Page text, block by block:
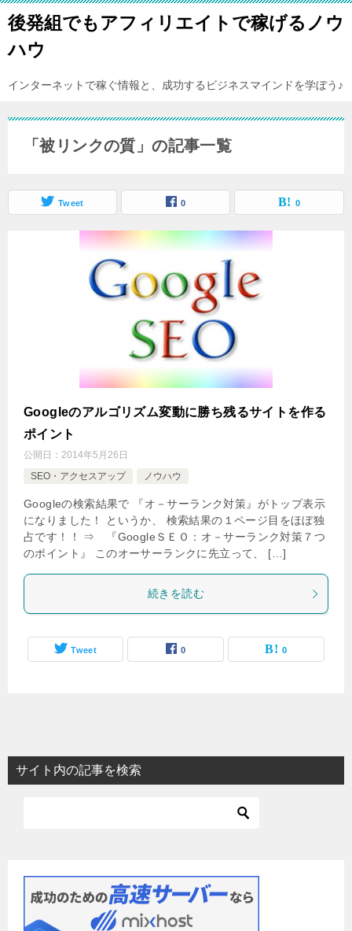
後発組でもアフィリエイトで稼げるノウ
ハウ
インターネットで稼ぐ情報と、成功するビジネスマインドを学ぼう♪
「被リンクの質」の記事一覧
Tweet 0 0
Googleのアルゴリズム変動に勝ち残るサイトを作る
ポイント
公開日： 2014年5月26日
SEO・アクセスアップ
ノウハウ
Googleの検索結果で 『オ－サーランク対策』がトップ表示
になりました！ というか、 検索結果の１ページ目をほぼ独
占です！！ ⇒ 『GoogleＳＥＯ：オ－サーランク対策７つ
のポイント』 このオーサーランクに先立って、 […]
続きを読む
Tweet 0 0
サイト内の記事を検索